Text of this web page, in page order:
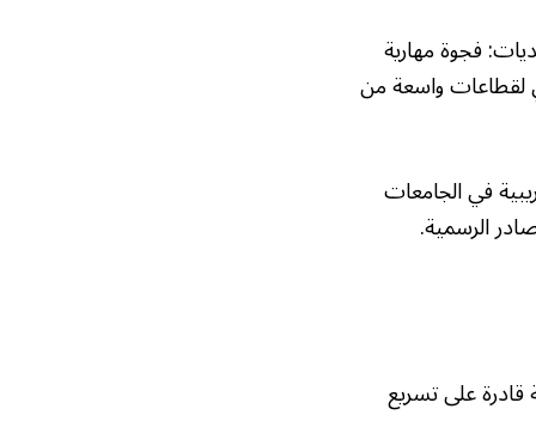
فجوة مهارية
لقطاعات واسعة من
في الجامعات
الرسمية.
قادرة على تسريع